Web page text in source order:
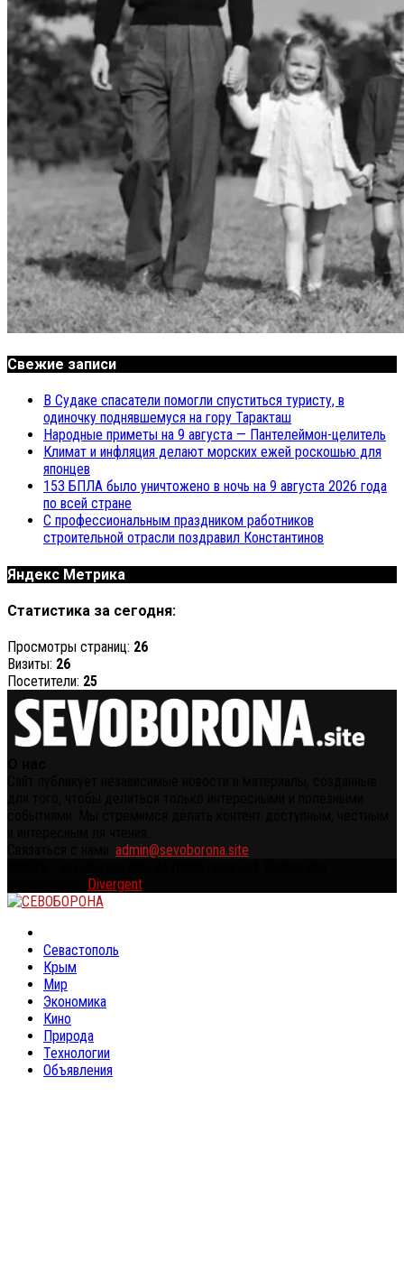
Свежие записи
В Судаке спасатели помогли спуститься туристу, в
одиночку поднявшемуся на гору Таракташ
Народные приметы на 9 августа — Пантелеймон-целитель
Климат и инфляция делают морских ежей роскошью для
японцев
153 БПЛА было уничтожено в ночь на 9 августа 2026 года
по всей стране
С профессиональным праздником работников
строительной отрасли поздравил Константинов
Яндекс Метрика
Статистика за сегодня:
Просмотры страниц: 26
Визиты: 26
Посетители: 25
admin@sevoborona.site
Divergent
Севастополь
Крым
Мир
Экономика
Кино
Природа
Технологии
Объявления